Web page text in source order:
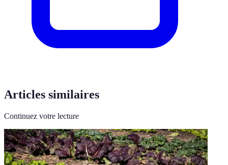
Articles similaires
Continuez votre lecture